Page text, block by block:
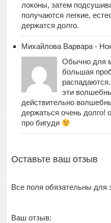
локоны, затем
получаются легкие,
держатся долго.
Михайлова Варвара -
Обычно для
большая
эти
действительно
держаться очень долго!
про бигуди
Оставьте ваш отзыв
Все поля обязательны для
Ваш отзыв: